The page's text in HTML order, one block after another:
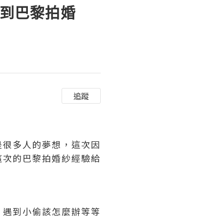
巴黎拍婚
追蹤
多人的夢想，這次因
的巴黎拍婚紗經驗給
到小偷該怎麼辦等等